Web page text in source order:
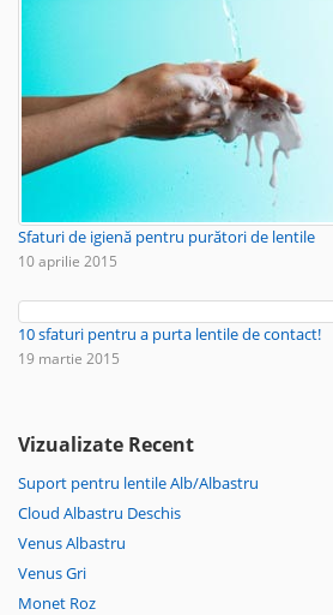
Sfaturi de igienă pentru purători de lentile
10 aprilie 2015
10 sfaturi pentru a purta lentile de contact!
19 martie 2015
Vizualizate Recent
Suport pentru lentile Alb/Albastru
Cloud Albastru Deschis
Venus Albastru
Venus Gri
Monet Roz